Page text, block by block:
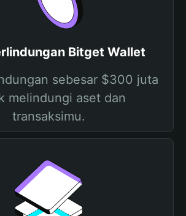
Bitget Wallet
sebesar $300 juta
melindungi aset dan
transaksimu.